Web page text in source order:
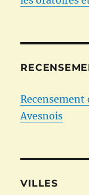
Recensement
Avesnois
VILLES